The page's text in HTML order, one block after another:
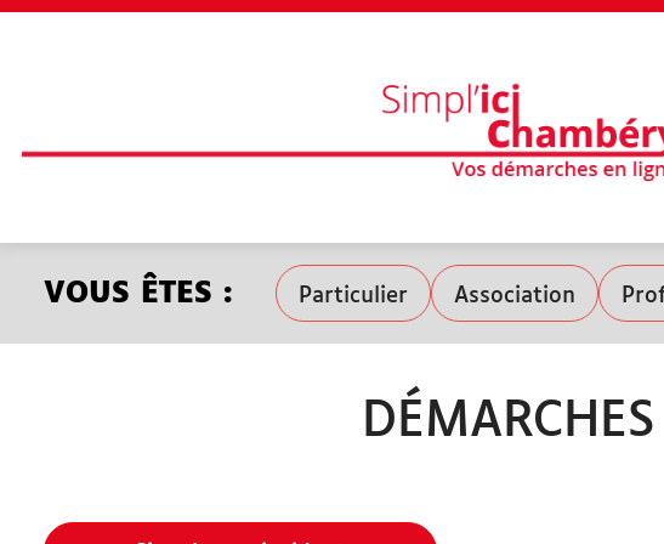
VOUS ÊTES
Particulier
EN
VOUS ÊTES : Particulier Association